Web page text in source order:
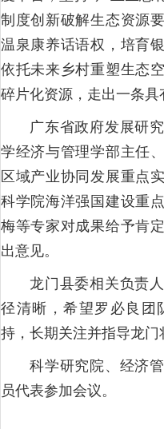
制度创新破解生态资源
温泉康养话语权，培育
依托未来乡村重塑生态
碎片化资源，走出一条具
广东省政府发展研
学经济与管理学部主任
区域产业协同发展重点
科学院海洋强国建设重
梅等专家对成果给予肯
出意见。
龙门县委相关负责
径清晰，希望罗必良团
持，长期关注并指导龙门
科学研究院、经济
员代表参加会议。